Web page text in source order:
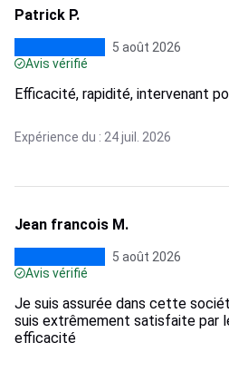
Patrick P.
5 août 2026
Avis vérifié
Efficacité, rapidité, intervenant
Expérience du : 24 juil. 2026
Jean francois M.
5 août 2026
Avis vérifié
Je suis assurée dans cette
suis extrêmement satisfaite par
efficacité